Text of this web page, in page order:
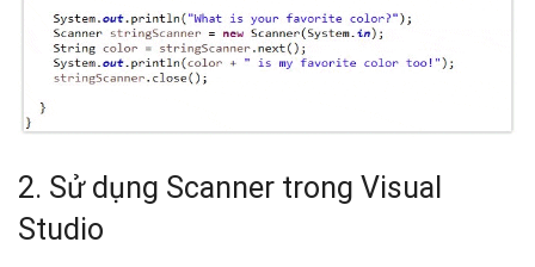
2. Sử dụng Scanner trong Visual
Studio